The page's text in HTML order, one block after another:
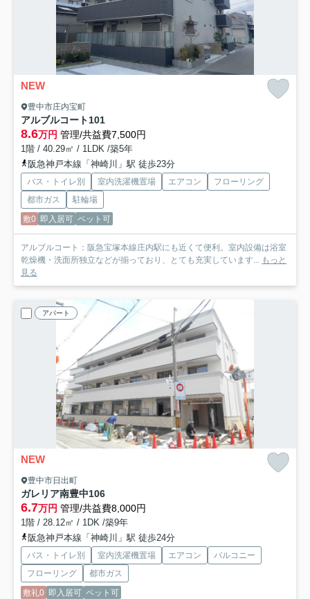
NEW
豊中市庄内宝町
アルブルコート101
8.6万円 管理/共益費7,500円
1階 / 40.29㎡ / 1LDK /築5年
阪急神戸本線「神崎川」駅 徒歩23分
バス・トイレ別 室内洗濯機置場 エアコン
フローリング
都市ガス
駐輪場
敷0 即入居可 ペット可
アルブルコート：阪急宝塚本線庄内駅にも近くて便利。室内設備は浴室
乾燥機・洗面所独立などが揃っており、とても充実しています... もっと
見る
アパート
NEW
豊中市日出町
ガレリア南豊中106
6.7万円 管理/共益費8,000円
1階 / 28.12㎡ / 1DK /築9年
阪急神戸本線「神崎川」駅 徒歩24分
バス・トイレ別 室内洗濯機置場 エアコン
バルコニー
フローリング
都市ガス
敷礼0 即入居可 ペット可